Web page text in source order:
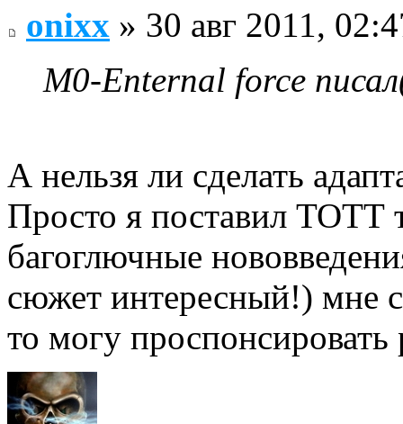
onixx » 30 авг 2011,
M0-Enternal force
А нельзя ли сделать
Просто я поставил ТОТТ
багоглючные
сюжет интересный!) мне
то могу проспонсировать